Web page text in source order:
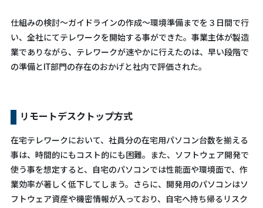
仕組みの検討～ガイドラインの作成～環境準備までを３日間で行
い、全社にてテレワークを開始する事ができた。事業主体が製造
業でありながら、テレワークが速やかに行えたのは、早い段階で
の準備とIT部門の存在のおかげと社内で評価された。
リモートデスクトップ方式
在宅テレワークにおいて、社員分の在宅用パソコン台数を揃える
事は、時間的にもコスト的にも困難。また、ソフトウェア開発で
使う事を想定すると、自宅のパソコンでは性能面や環境面で、作
業効率が著しく低下してしまう。さらに、開発用のパソコンはソ
フトウェア資産や機密情報が入っており、自宅へ持ち帰るリスク